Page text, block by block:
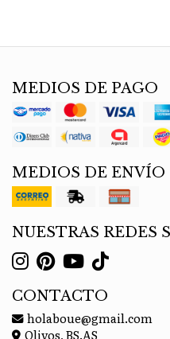
MEDIOS DE PAGO
MEDIOS DE ENVÍO
NUESTRAS REDES
CONTACTO
holaboue@gmail.com
Olivos, BS.AS